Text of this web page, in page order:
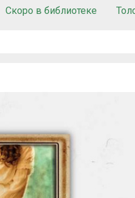
Скоро в библиотеке